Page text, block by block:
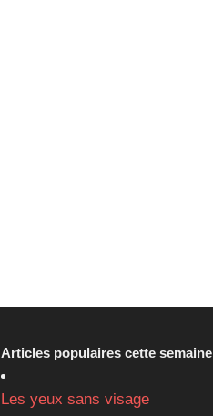
Articles populaires cette semaine
Les yeux sans visage